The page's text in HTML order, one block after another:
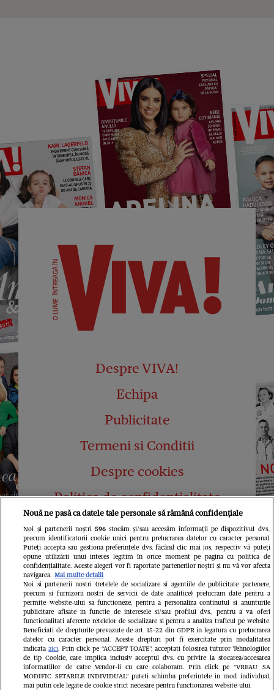
Despre VIVA!
Echipa
Publicitate
Termeni si Conditii
Despre cookies
Politica de confidențialitate
Abonamente
Contact
Pariază responsabil! Decizia ONJN nr.
821/25.09.2025.
Jocurile de noroc sunt interzise minorilor.
LINKS
Nouă ne pasă ca datele tale personale să rămână confidențiale
Noi și partenerii noștri 596stocăm și/sau accesăm informații pe dispozitivul dvs.,
precum identificatorii cookie unici pentru prelucrarea datelor cu caracter personal.
Puteți accepta sau gestiona preferințele dvs. făcând clic mai jos, respectiv vă puteți
opune utilizării unui interes legitim în orice moment pe pagina cu politica de
confidențialitate. Aceste alegeri vor fi raportate partenerilor noștri și nu vă vor afecta
navigarea. Mai multe detalii
Noi si partenerii nostri (retelele de socializare si agentiile de publicitate partenere,
precum si furnizorii nostri de servicii de date analitice) prelucram date pentru a
permite website-ului sa functioneze, pentru a personaliza continutul si anunturile
publicitare afisate in functie de interesele si/sau profilul dvs., pentru a va oferi
functionalitati aferente retelelor de socializare si pentru a analiza traficul pe website.
Beneficiati de drepturile prevazute de art. 15-22 din GDPR in legatura cu prelucrarea
datelor cu caracter personal. Aceste drepturi pot fi exercitate prin modalitatea
indicataaici. Prin click pe “ACCEPT TOATE”, acceptati folosirea tuturor Tehnologiilor
de tip Cookie, care implica inclusiv acceptul dvs. cu privire la stocarea/accesarea
informatiilor de catre Vendor-ii cu care colaboram. Prin click pe “VREAU SA
MODIFIC SETARILE INDIVIDUAL” puteti schimba preferintele in mod individual,
mai putin cele legate de cookie strict necesare pentru functionarea website-ului.